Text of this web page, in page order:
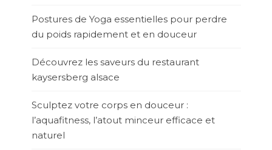
Postures de Yoga essentielles pour perdre
du poids rapidement et en douceur
Découvrez les saveurs du restaurant
kaysersberg alsace
Sculptez votre corps en douceur :
l’aquafitness, l’atout minceur efficace et
naturel